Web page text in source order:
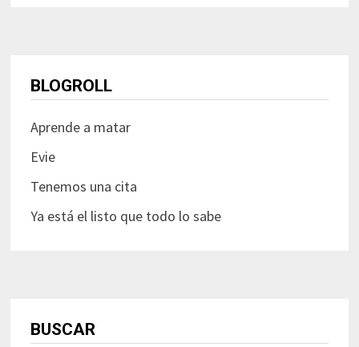
BLOGROLL
Aprende a matar
Evie
Tenemos una cita
Ya está el listo que todo lo sabe
BUSCAR